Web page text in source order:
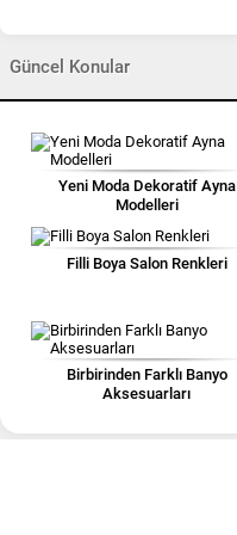
Güncel Konular
Yeni Moda Dekoratif Ayna
Modelleri
Filli Boya Salon Renkleri
Birbirinden Farklı Banyo
Aksesuarları